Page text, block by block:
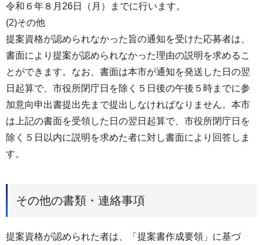
令和６年８月26日（月）までに行います。
(2)その他
提案資格が認められなかった旨の通知を受けた応募者は、
書面により提案が認められなかった理由の説明を求めるこ
とができます。なお、書面は本市が通知を発送した日の翌
日起算で、市役所閉庁日を除く５日後の午後５時までに参
加意向申出書提出先まで提出しなければなりません。本市
は上記の書面を受領した日の翌日起算で、市役所閉庁日を
除く５日以内に説明を求めた者に対し書面により回答しま
す。
その他の書類・連絡事項
提案資格が認められた者は、「提案書作成要領」に基づ